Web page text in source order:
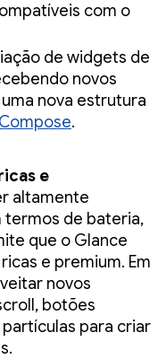
com o
de widgets de
novos
nova estrutura
.
e
altamente
de bateria,
que o Glance
e premium. Em
novos
botões
para criar